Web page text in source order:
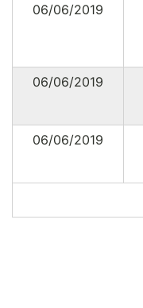
06/06/2019
06/06/2019
06/06/2019